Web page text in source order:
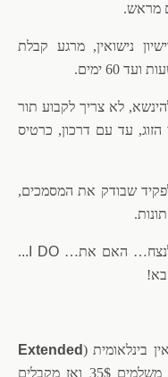
מראש.
נישואין, מרגע קבלת
לא צריך לקבוע תור
עד עם דרכון, כרטיס
שבודק את המסמכים,
I DO..
.
Extended
). ממלאים פרטים בטופס, משלמים 35$ ואז מקבלים